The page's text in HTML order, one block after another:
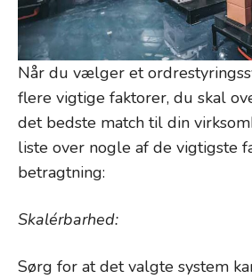
Når du vælger et
flere vigtige faktorer, du skal
det bedste match til din
liste over nogle af de vigtigste
betragtning:
Skalérbarhed:
Sørg for at det valgte system